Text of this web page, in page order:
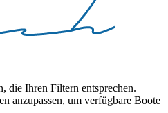
die Ihren Filtern entsprechen.
anzupassen, um verfügbare Boote